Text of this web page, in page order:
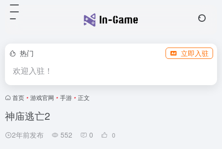
热门 立即入驻
欢迎入驻！
首页 • 游戏官网 • 手游 • 正文
神庙逃亡2
2年前发布 552 0 0